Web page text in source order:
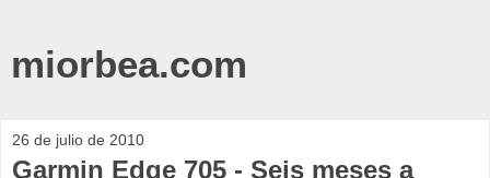
miorbea.com
26 de julio de 2010
Garmin Edge 705 - Seis meses a